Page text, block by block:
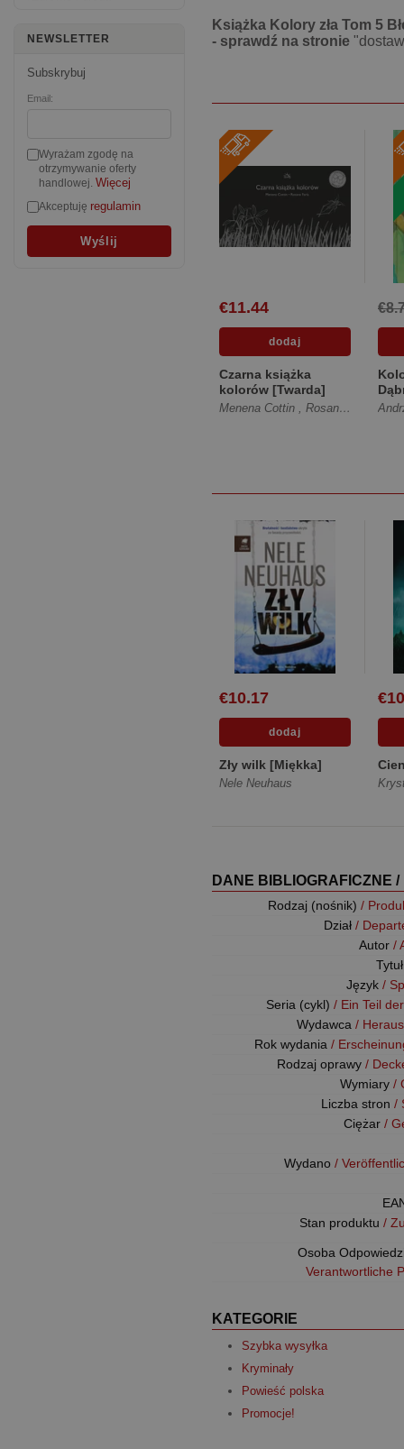
NEWSLETTER
Subskrybuj
Email:
Wyrażam zgodę na
otrzymywanie oferty
handlowej. Więcej
Akceptuję regulamin
Książka Kolory zła Tom 5
- sprawdź na stronie
€11.44
Czarna książka
kolorów [Twarda]
Menena Cottin , Rosana Faria
€10.17
Zły wilk [Miękka]
Nele Neuhaus
DANE BIBLIOGRAFICZNE
Rodzaj (nośnik) /
Dział /
Autor /
Język /
Seria (cykl) / Ein Teil
Wydawca /
Rok wydania /
Rodzaj oprawy /
Wymiary /
Liczba stron /
Ciężar /
Wydano /
Stan produktu /
Osoba
Verantwortliche
KATEGORIE
Szybka wysyłka
Kryminały
Powieść polska
Promocje!